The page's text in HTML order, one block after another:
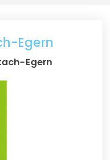
Egern
Egern